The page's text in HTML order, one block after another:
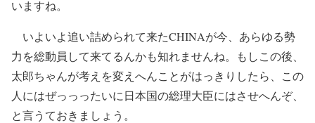
いますね。
いよいよ追い詰められて来たCHINAが今、あらゆる勢
力を総動員して来てるんかも知れませんね。もしこの後、
太郎ちゃんが考えを変えへんことがはっきりしたら、この
人にはぜっっったいに日本国の総理大臣にはさせへんぞ、
と言うておきましょう。